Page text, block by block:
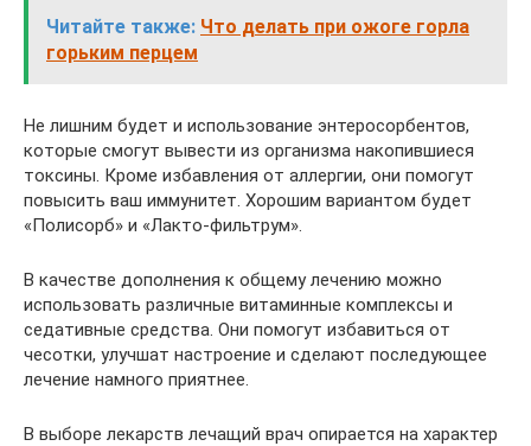
Читайте также: Что делать при ожоге горла
горьким перцем
Не лишним будет и использование энтеросорбентов,
которые смогут вывести из организма накопившиеся
токсины. Кроме избавления от аллергии, они помогут
повысить ваш иммунитет. Хорошим вариантом будет
«Полисорб» и «Лакто-фильтрум».
В качестве дополнения к общему лечению можно
использовать различные витаминные комплексы и
седативные средства. Они помогут избавиться от
чесотки, улучшат настроение и сделают последующее
лечение намного приятнее.
В выборе лекарств лечащий врач опирается на характер